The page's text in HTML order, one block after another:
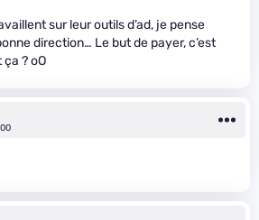
sur leur outils d’ad, je pense
direction… Le but de payer, c’est
? oO